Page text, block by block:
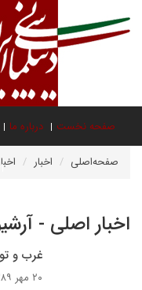
صفحه نخست درباره ما
صفحه‌اصلی اخبار
اخبار اصلی -
غرب و
۲۰ مهر ۱۳۸۹